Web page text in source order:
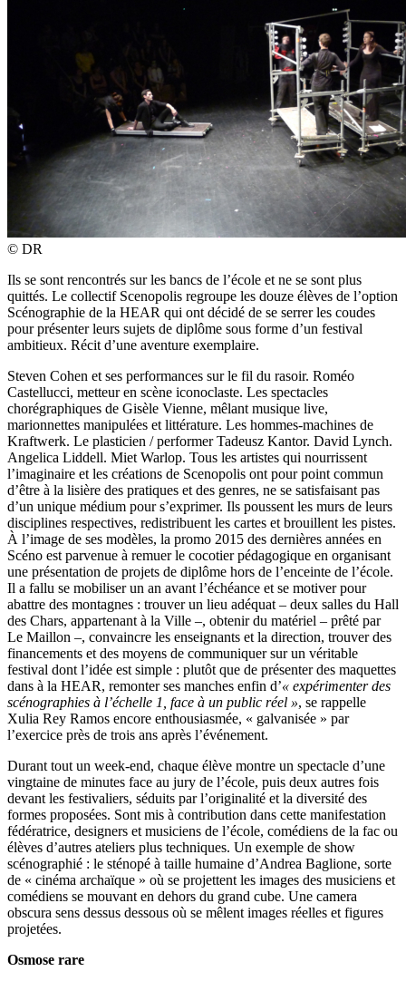
© DR
Ils se sont rencontrés sur les bancs de l’école et ne se sont plus
quittés. Le collectif Scenopolis regroupe les douze élèves de l’option
Scénographie de la HEAR qui ont décidé de se serrer les coudes
pour présenter leurs sujets de diplôme sous forme d’un festival
ambitieux. Récit d’une aventure exemplaire.
Steven Cohen et ses performances sur le fil du rasoir. Roméo
Castellucci, metteur en scène iconoclaste. Les spectacles
chorégraphiques de Gisèle Vienne, mêlant musique live,
marionnettes manipulées et littérature. Les hommes-machines de
Kraftwerk. Le plasticien / performer Tadeusz Kantor. David Lynch.
Angelica Liddell. Miet Warlop. Tous les artistes qui nourrissent
l’imaginaire et les créations de Scenopolis ont pour point commun
d’être à la lisière des pratiques et des genres, ne se satisfaisant pas
d’un unique médium pour s’exprimer. Ils poussent les murs de leurs
disciplines respectives, redistribuent les cartes et brouillent les pistes.
À l’image de ses modèles, la promo 2015 des dernières années en
Scéno est parvenue à remuer le cocotier pédagogique en organisant
une présentation de projets de diplôme hors de l’enceinte de l’école.
Il a fallu se mobiliser un an avant l’échéance et se motiver pour
abattre des montagnes : trouver un lieu adéquat – deux salles du Hall
des Chars, appartenant à la Ville –, obtenir du matériel – prêté par
Le Maillon –, convaincre les enseignants et la direction, trouver des
financements et des moyens de communiquer sur un véritable
festival dont l’idée est simple : plutôt que de présenter des maquettes
dans à la HEAR, remonter ses manches enfin d’« expérimenter des
scénographies à l’échelle 1, face à un public réel », se rappelle
Xulia Rey Ramos encore enthousiasmée, « galvanisée » par
l’exercice près de trois ans après l’événement.
Durant tout un week-end, chaque élève montre un spectacle d’une
vingtaine de minutes face au jury de l’école, puis deux autres fois
devant les festivaliers, séduits par l’originalité et la diversité des
formes proposées. Sont mis à contribution dans cette manifestation
fédératrice, designers et musiciens de l’école, comédiens de la fac ou
élèves d’autres ateliers plus techniques. Un exemple de show
scénographié : le sténopé à taille humaine d’Andrea Baglione, sorte
de « cinéma archaïque » où se projettent les images des musiciens et
comédiens se mouvant en dehors du grand cube. Une camera
obscura sens dessus dessous où se mêlent images réelles et figures
projetées.
Osmose rare